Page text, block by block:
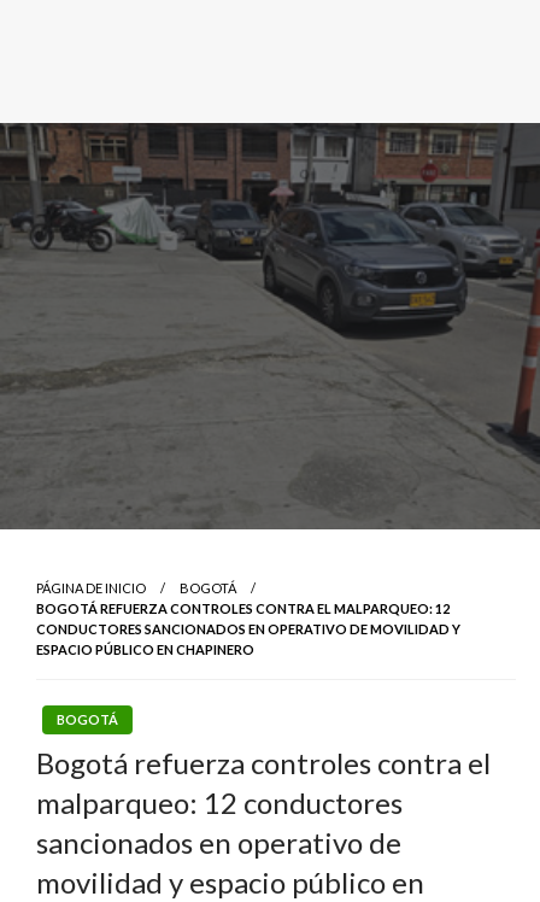
PÁGINA DE INICIO
BOGOTÁ
BOGOTÁ REFUERZA CONTROLES CONTRA EL MALPARQUEO: 12
CONDUCTORES SANCIONADOS EN OPERATIVO DE MOVILIDAD Y
ESPACIO PÚBLICO EN CHAPINERO
BOGOTÁ
Bogotá refuerza controles contra el
malparqueo: 12 conductores
sancionados en operativo de
movilidad y espacio público en